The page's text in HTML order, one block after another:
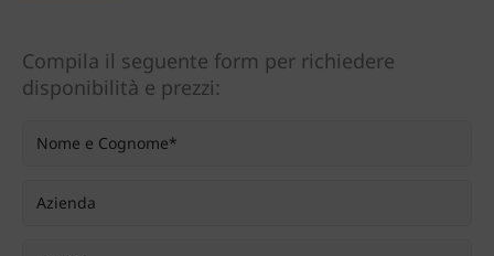
Compila il seguente form per richiedere
disponibilità e prezzi: